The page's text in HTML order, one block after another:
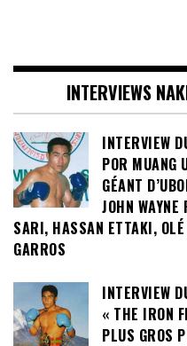
INTERVIEWS
INTERVIEW
POR MUANG
GÉANT
JOHN
SARI, HASSAN ETTAKI,
GARROS
INTERVIEW
« THE IRON
PLUS GROS